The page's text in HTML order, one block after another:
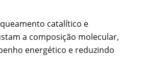
catalítico e
a composição molecular,
energético e reduzindo